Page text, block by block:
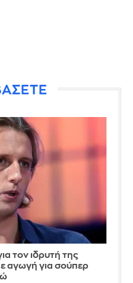
τον ιδρυτή της
αγωγή για σούπερ